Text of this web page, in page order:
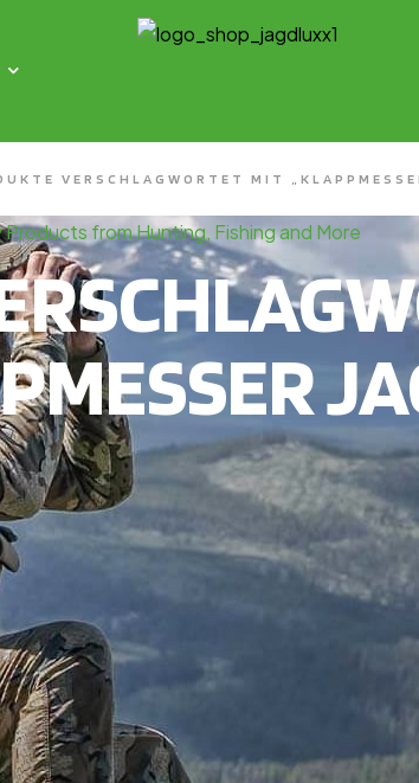
VERSCHLAGWORTET MIT
Products from Hunting, Fishing and More